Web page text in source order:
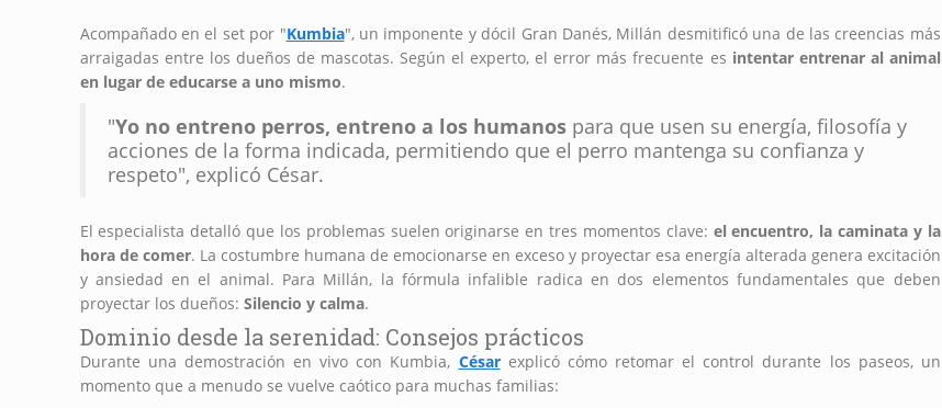
Acompañado en el set por "Kumbia", un imponente y dócil Gran Danés, Millán desmitificó una de las creencias más
arraigadas entre los dueños de mascotas. Según el experto, el error más frecuente es intentar entrenar al animal
en lugar de educarse a uno mismo.
"Yo no entreno perros, entreno a los humanospara que usen su energía, filosofía y
acciones de la forma indicada, permitiendo que el perro mantenga su confianza y
respeto", explicó César.
El especialista detalló que los problemas suelen originarse en tres momentos clave: el encuentro, la caminata y la
hora de comer. La costumbre humana de emocionarse en exceso y proyectar esa energía alterada genera excitación
y ansiedad en el animal. Para Millán, la fórmula infalible radica en dos elementos fundamentales que deben
proyectar los dueños: Silencio y calma.
Dominio desde la serenidad: Consejos prácticos
Durante una demostración en vivo con Kumbia, Césarexplicó cómo retomar el control durante los paseos, un
momento que a menudo se vuelve caótico para muchas familias: